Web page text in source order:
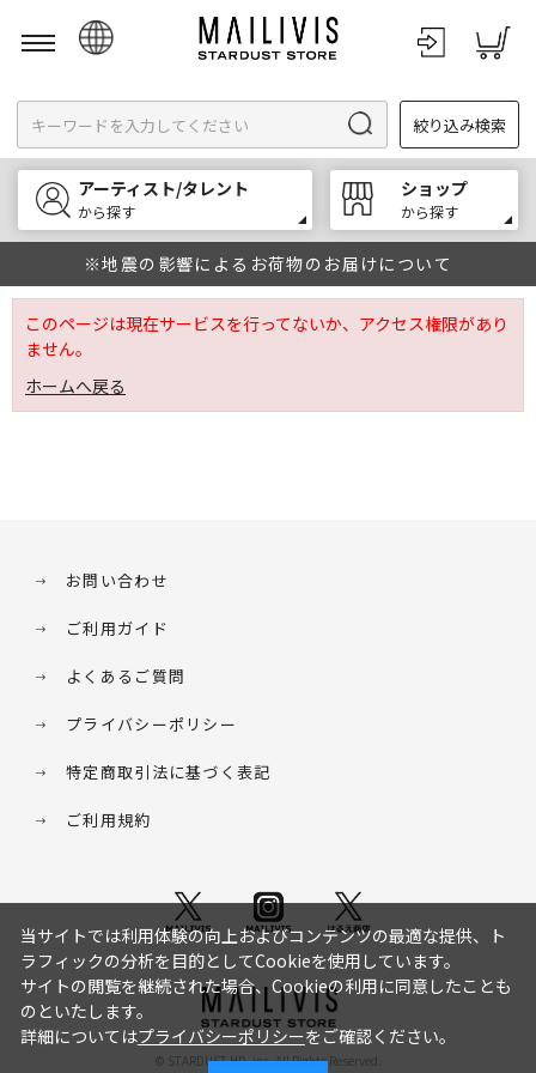
English
한국어
中文
絞り込み検索
アーティスト/タレント
から探す
ショップ
から探す
※地震の影響によるお荷物のお届けについて
このページは現在サービスを行ってないか、アクセス権限があり
ません。
ホームへ戻る
お問い合わせ
ご利用ガイド
よくあるご質問
プライバシーポリシー
特定商取引法に基づく表記
ご利用規約
© STARDUST HD. inc. All Rights Reserved.
当サイトでは利用体験の向上およびコンテンツの最適な提供、ト
ラフィックの分析を目的としてCookieを使用しています。
サイトの閲覧を継続された場合、Cookieの利用に同意したことも
のといたします。
詳細についてはプライバシーポリシーをご確認ください。